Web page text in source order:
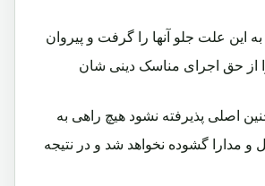
به این علت جلو آنها را گرفت و پیروان
از حق اجرای مناسک دینی شان
اصلی پذیرفته نشود هیچ راهی به
و مدارا گشوده نخواهد شد و در نتیجه